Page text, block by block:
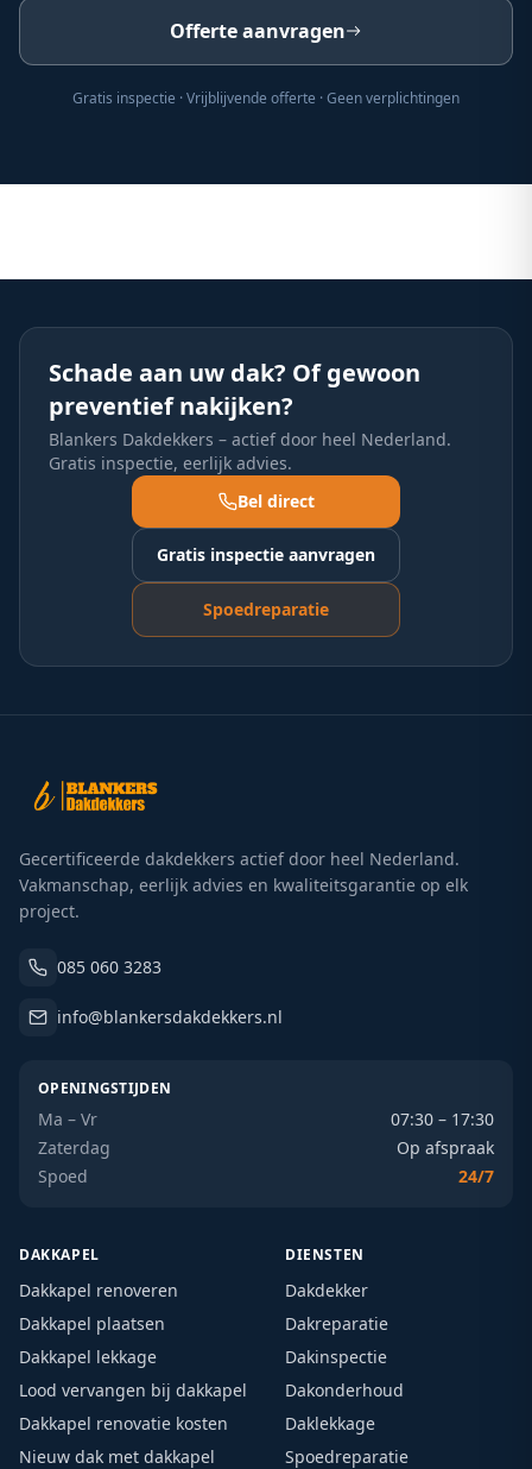
Offerte aanvragen
Gratis inspectie · Vrijblijvende offerte · Geen verplichtingen
Schade aan uw dak? Of gewoon
preventief nakijken?
Blankers Dakdekkers – actief door heel Nederland.
Gratis inspectie, eerlijk advies.
Bel direct
Gratis inspectie aanvragen
Spoedreparatie
Gecertificeerde dakdekkers actief door heel Nederland.
Vakmanschap, eerlijk advies en kwaliteitsgarantie op elk
project.
085 060 3283
info@blankersdakdekkers.nl
OPENINGSTIJDEN
Ma – Vr
07:30 – 17:30
Zaterdag
Op afspraak
Spoed
24/7
DAKKAPEL
Dakkapel renoveren
Dakkapel plaatsen
Dakkapel lekkage
Lood vervangen bij dakkapel
Dakkapel renovatie kosten
Nieuw dak met dakkapel
DIENSTEN
Dakdekker
Dakreparatie
Dakinspectie
Dakonderhoud
Daklekkage
Spoedreparatie